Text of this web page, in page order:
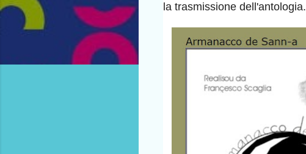
la trasmissione dell'antologia.